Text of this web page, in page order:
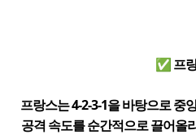
✅ 프
프랑스는 4-2-3-1을 바탕으로 중
공격 속도를 순간적으로 끌어올